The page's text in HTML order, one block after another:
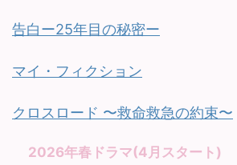
告白ー25年目の秘密ー
マイ・フィクション
クロスロード 〜救命救急の約束〜
2026年春ドラマ(4月スタート)